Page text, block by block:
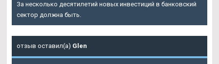
За несколько десятилетий новых инвестиций в банковский
сектор должна быть.
отзыв оставил(а) Glen